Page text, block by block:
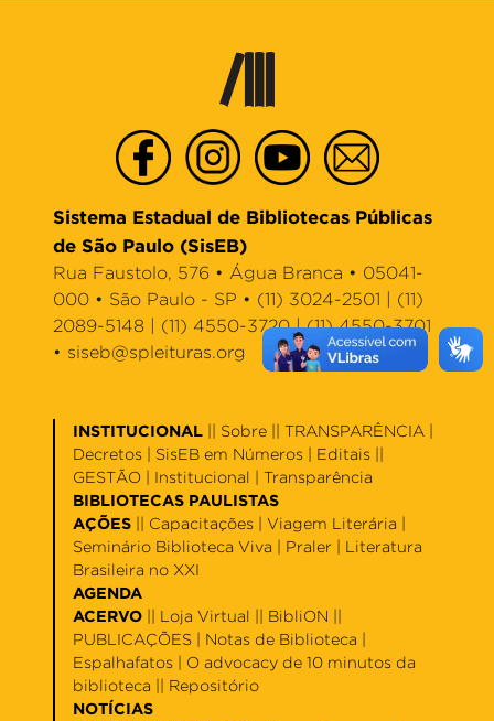
Sistema Estadual de Bibliotecas Públicas
de São Paulo (SisEB)
Rua Faustolo, 576 • Água Branca • 05041-
000 • São Paulo - SP • (11) 3024-2501 | (11)
2089-5148 | (11) 4550-3720 | (11) 4550-3701
• siseb@spleituras.org
INSTITUCIONAL Sobre || TRANSPARÊNCIA |
Decretos
SisEB em Números Editais
GESTÃO | Institucional
Transparência
BIBLIOTECAS PAULISTAS
AÇÕES
Capacitações Viagem Literária
Seminário Biblioteca Viva
Praler
Literatura
Brasileira no XXI
AGENDA
ACERVO
Loja Virtual BibliON
PUBLICAÇÕES | Notas de Biblioteca
Espalhafatos
O advocacy de 10 minutos da
biblioteca
Repositório
NOTÍCIAS